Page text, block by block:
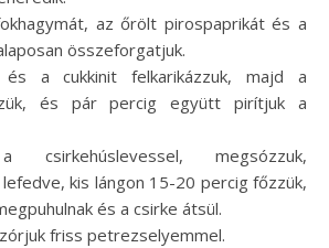
az őrölt pirospaprikát és a
összeforgatjuk.
a cukkinit felkarikázzuk, majd a
és pár percig együtt pirítjuk a
megsózzuk,
kis lángon 15-20 percig főzzük,
és a csirke átsül.
friss petrezselyemmel.